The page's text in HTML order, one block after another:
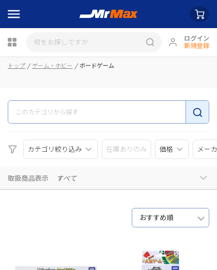
ログイン
新規登録
瓶詰
トップ ゲーム・ホビー ボードゲーム
カテゴリ絞り込み 在庫ありのみ 価格 メー
取扱商品表示 すべて
おすすめ順